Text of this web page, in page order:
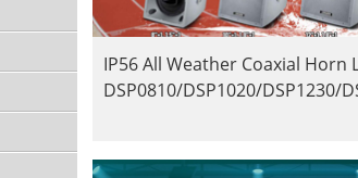
IP56 All Weather Coaxial Horn
DSP0810/DSP1020/DSP1230/